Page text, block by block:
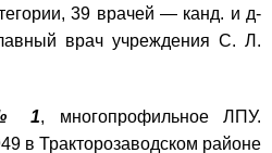
39 врачей — канд. и д-
врач учреждения С. Л.
№ 1, многопрофильное ЛПУ.
в Тракторозаводском районе